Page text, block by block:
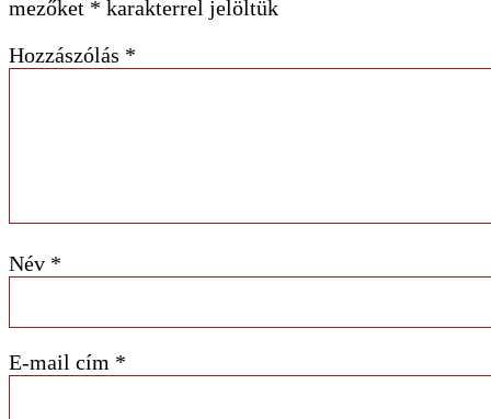
mezőket * karakterrel jelöltük
Hozzászólás *
Név *
E-mail cím *